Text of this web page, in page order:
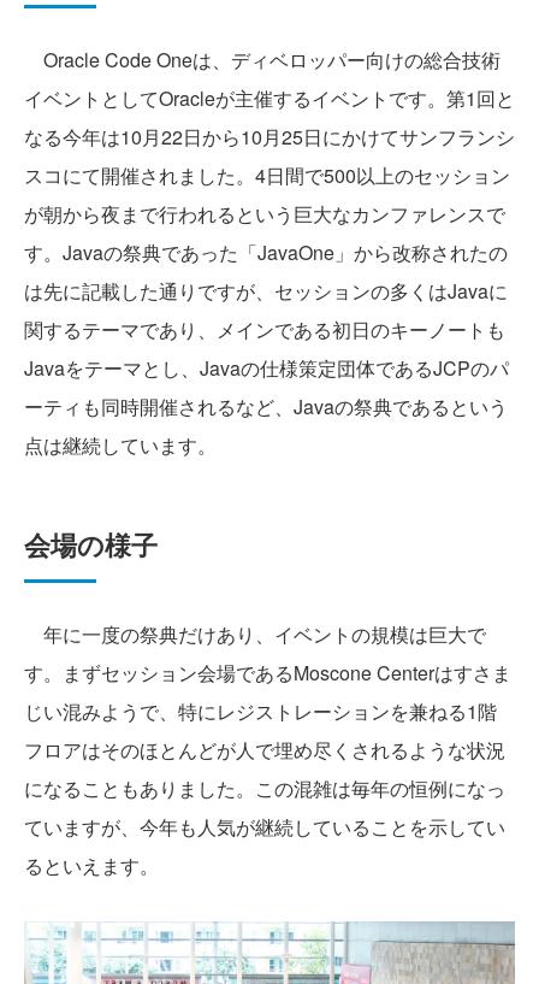
Oracle Code Oneは、ディベロッパー向けの総合技術
イベントとしてOracleが主催するイベントです。第1回と
なる今年は10月22日から10月25日にかけてサンフランシ
スコにて開催されました。4日間で500以上のセッション
が朝から夜まで行われるという巨大なカンファレンスで
す。Javaの祭典であった「JavaOne」から改称されたの
は先に記載した通りですが、セッションの多くはJavaに
関するテーマであり、メインである初日のキーノートも
Javaをテーマとし、Javaの仕様策定団体であるJCPのパ
ーティも同時開催されるなど、Javaの祭典であるという
点は継続しています。
会場の様子
年に一度の祭典だけあり、イベントの規模は巨大で
す。まずセッション会場であるMoscone Centerはすさま
じい混みようで、特にレジストレーションを兼ねる1階
フロアはそのほとんどが人で埋め尽くされるような状況
になることもありました。この混雑は毎年の恒例になっ
ていますが、今年も人気が継続していることを示してい
るといえます。